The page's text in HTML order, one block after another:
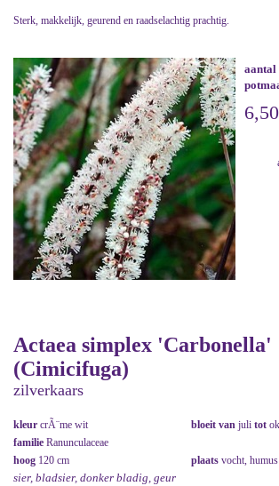
Sterk, makkelijk, geurend en raadselachtig prachtig.
aantal
Actaea simplex 'Carbonella'
(Cimicifuga)
zilverkaars
kleur crÃ¨me wit bloeit van juli tot
familie Ranunculaceae
hoog 120 cm plaats vocht, humus
sier, bladsier, donker bladig, geur